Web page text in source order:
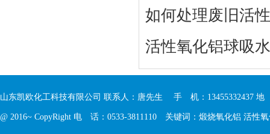
如何处理废旧活
活性氧化铝球吸
山东凯欧化工科技有限公司 联系人：唐先生 手 机：13455332437
@ 2016~ CopyRight 电 话：0533-3811110 关键词： 煅烧氧化铝 活性